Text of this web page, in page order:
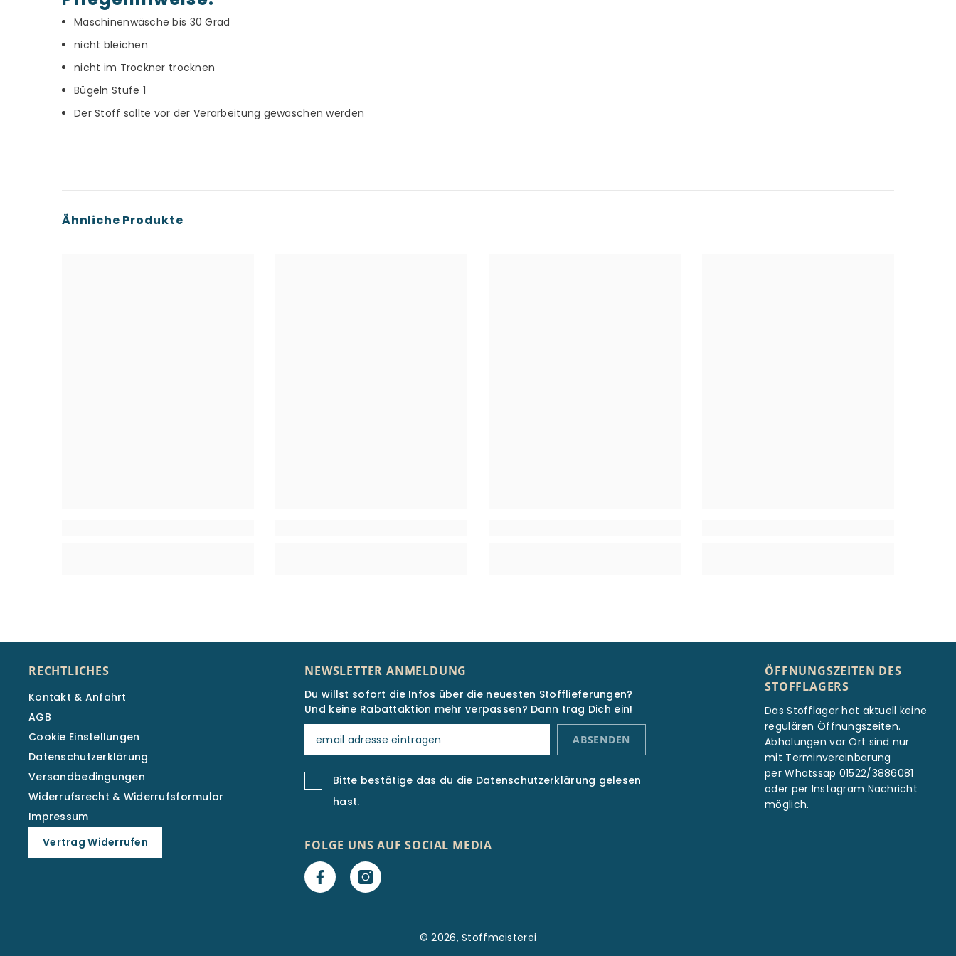
Maschinenwäsche bis 30 Grad
nicht bleichen
nicht im Trockner trocknen
Bügeln Stufe 1
Der Stoff sollte vor der Verarbeitung gewaschen werden
Ähnliche Produkte
RECHTLICHES
Kontakt & Anfahrt
AGB
Cookie Einstellungen
Datenschutzerklärung
Versandbedingungen
Widerrufsrecht & Widerrufsformular
Impressum
Vertrag Widerrufen
NEWSLETTER ANMELDUNG
Du willst sofort die Infos über die neuesten Stofflieferungen?
Und keine Rabattaktion mehr verpassen? Dann trag Dich ein!
ABSENDEN
Bitte bestätige das du die Datenschutzerklärung gelesen
hast.
FOLGE UNS AUF SOCIAL MEDIA
ÖFFNUNGSZEITEN DES
STOFFLAGERS
Das Stofflager hat aktuell keine
regulären Öffnungszeiten.
Abholungen vor Ort sind nur
mit Terminvereinbarung
per Whatssap 01522/3886081
oder per Instagram Nachricht
möglich.
© 2026, Stoffmeisterei